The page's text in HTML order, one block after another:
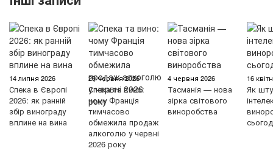
14 липня 2026
Спека в Європі
2026: як ранній
збір винограду
вплине на вина
29 червня 2026
Спека та вино:
чому Франція
тимчасово
обмежила продаж
алкоголю у червні
2026 року
4 червня 2026
Тасманія — нова
зірка світового
виноробства
16
Як